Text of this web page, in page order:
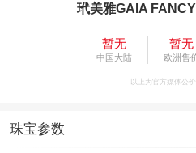
玳美雅GAIA
暂无
中国大陆
暂无
欧洲售
以上为官方媒体公
珠宝参数